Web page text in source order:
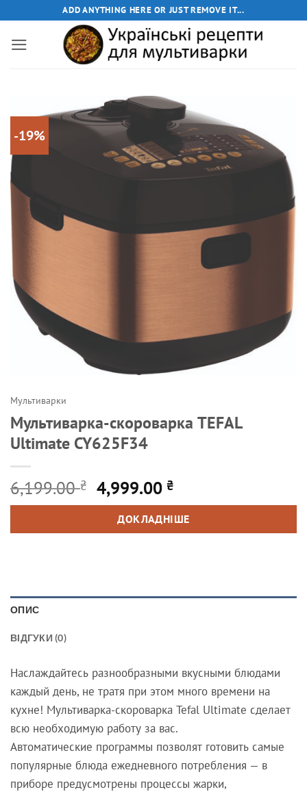
ADD ANYTHING HERE OR JUST REMOVE IT...
-19%
Мультиварки
Мультиварка-скороварка TEFAL
Ultimate CY625F34
6,199.00₴ Оригінальна
ціна:
6,199.00 ₴.
4,999.00 ₴Поточна
ціна:
4,999.00 ₴.
ДОКЛАДНІШЕ
ОПИС
ВІДГУКИ (0)
Наслаждайтесь разнообразными вкусными блюдами
каждый день, не тратя при этом много времени на
кухне! Мультиварка-скороварка Tefal Ultimate сделает
всю необходимую работу за вас.
Автоматические программы позволят готовить самые
популярные блюда ежедневного потребления — в
приборе предусмотрены процессы жарки,